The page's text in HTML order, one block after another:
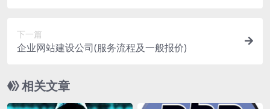
下一篇
企业网站建设公司(服务流程及一般报价)
相关文章